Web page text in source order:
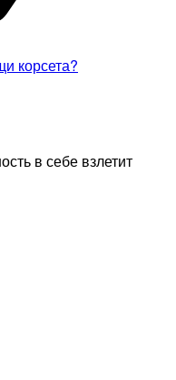
корсета?
в себе взлетит